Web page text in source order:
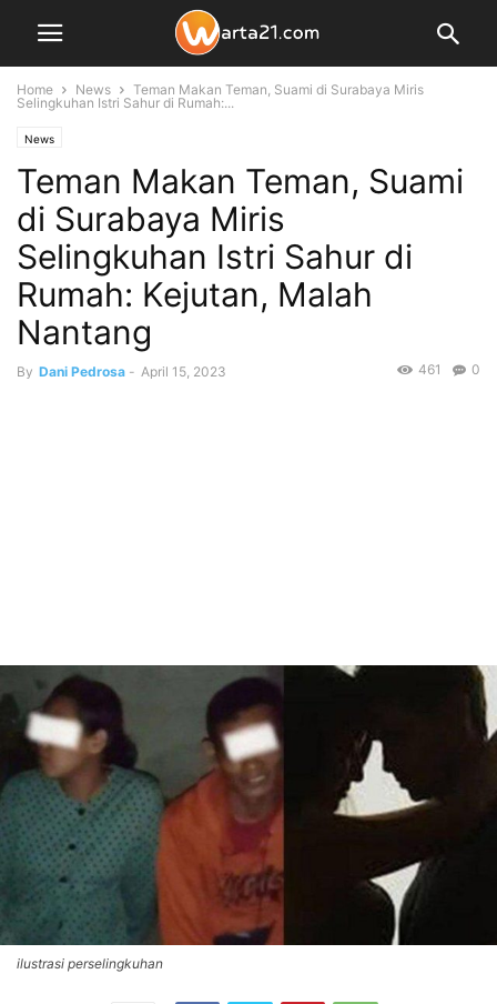
Home News
Teman Makan Teman, Suami di Surabaya Miris
Selingkuhan Istri Sahur di Rumah:...
News
Teman Makan Teman, Suami
di Surabaya Miris
Selingkuhan Istri Sahur di
Rumah: Kejutan, Malah
Nantang
By Dani Pedrosa - April 15, 2023 0
461
ilustrasi perselingkuhan